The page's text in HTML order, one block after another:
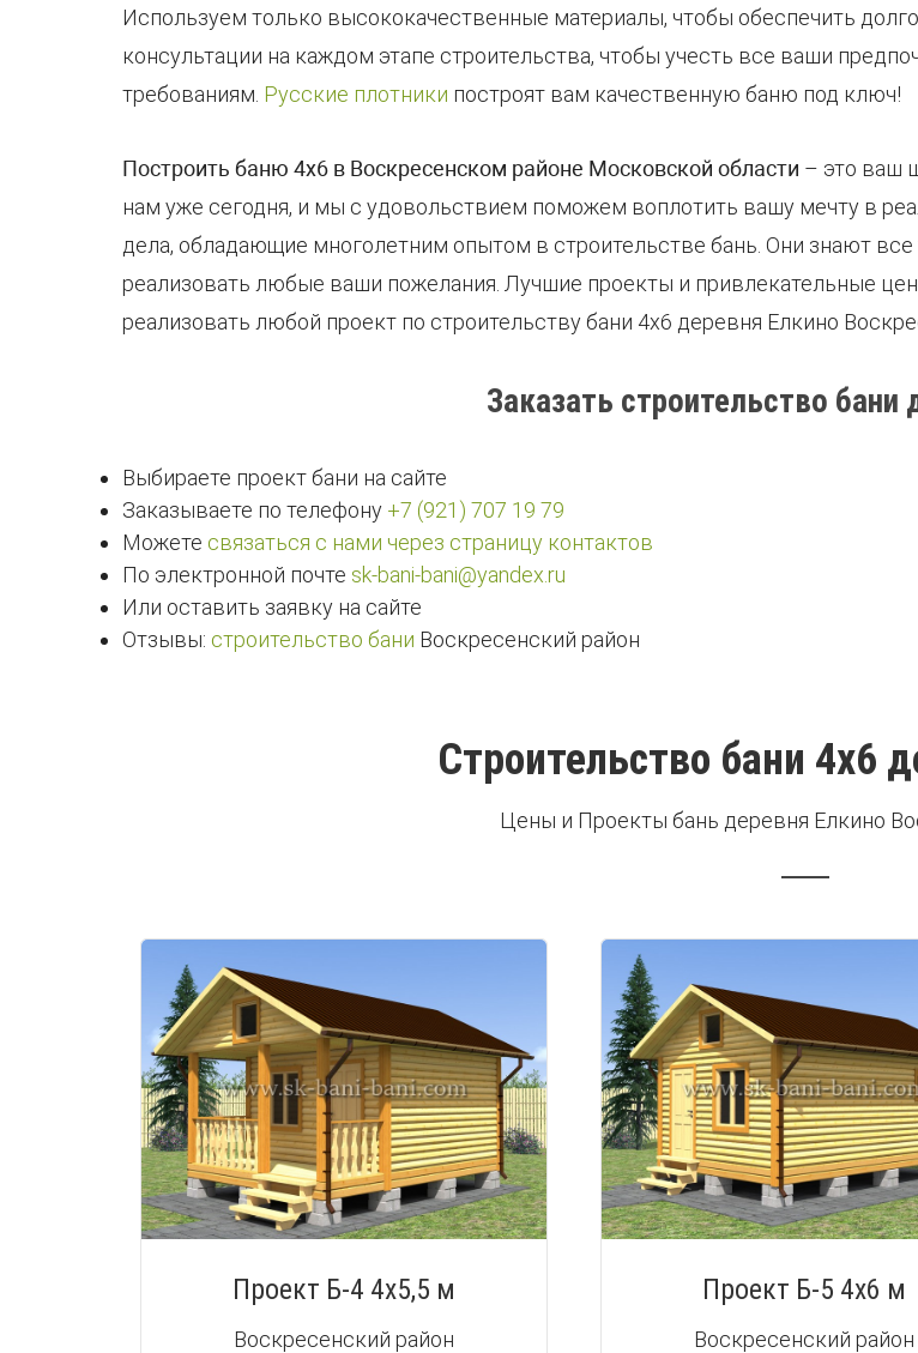
Используем только высококачественные материалы, чтобы обеспечить
консультации на каждом этапе строительства, чтобы учесть все ваши
требованиям. Русские плотники построят вам качественную баню под ключ!
Построить баню 4х6 в Воскресенском районе Московской области – это ваш
нам уже сегодня, и мы с удовольствием поможем воплотить вашу мечту в
дела, обладающие многолетним опытом в строительстве бань. Они знают
реализовать любые ваши пожелания. Лучшие проекты и привлекательные
реализовать любой проект по строительству бани 4х6 деревня Елкино
Заказать строительство бани
Выбираете проект бани на сайте
Заказываете по телефону +7 (921) 707 19 79
Можете связаться с нами через страницу контактов
По электронной почте sk-bani-bani@yandex.ru
Или оставить заявку на сайте
Отзывы: строительство бани Воскресенский район
Строительство бани 4х6
Цены и Проекты бань деревня Елкино
Проект Б-4 4х5,5 м
Воскресенский район
Проект Б-5 4х6 м
Воскресенский район